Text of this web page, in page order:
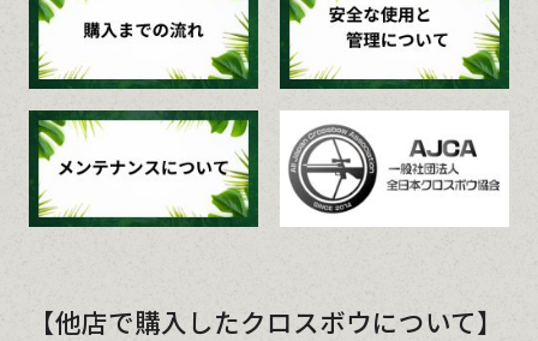
【他店で購入したクロスボウについて】